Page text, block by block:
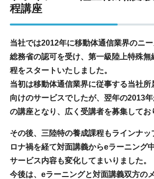
程講座
当社では2012年に移動体通信業界のニ
総務省の認可を受け、第一級陸上特殊無
程をスタートいたしました。
当初は移動体通信業界に従事する当社所
向けのサービスでしたが、翌年の2013
の講座となり、広く受講者を募集してお
その後、三陸特の養成課程もラインナッ
ロナ禍を経て対面講義からeラーニング
サービス内容も変化してまいりました。
今後は、eラーニングと対面講義双方の